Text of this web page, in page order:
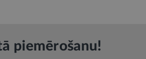
piemērošanu!